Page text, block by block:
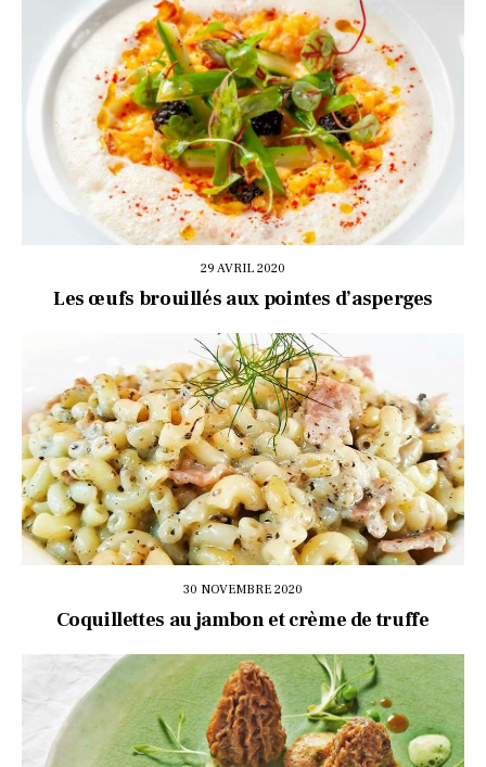
29 AVRIL 2020
Les œufs brouillés aux pointes d’asperges
30 NOVEMBRE 2020
Coquillettes au jambon et crème de truffe